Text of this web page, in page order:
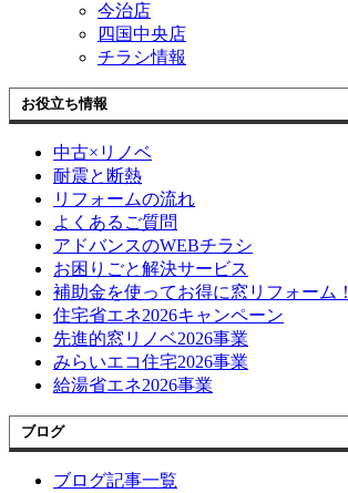
今治店
四国中央店
チラシ情報
お役立ち情報
中古×リノベ
耐震と断熱
リフォームの流れ
よくあるご質問
アドバンスのWEBチラシ
お困りごと解決サービス
補助金を使ってお得に窓リフォーム！
住宅省エネ2026キャンペーン
先進的窓リノベ2026事業
みらいエコ住宅2026事業
給湯省エネ2026事業
ブログ
ブログ記事一覧